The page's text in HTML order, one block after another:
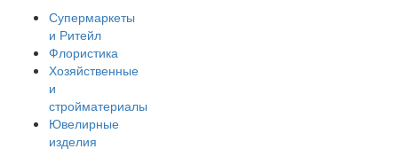
Супермаркеты
и Ритейл
Флористика
Хозяйственные
и
стройматериалы
Ювелирные
изделия